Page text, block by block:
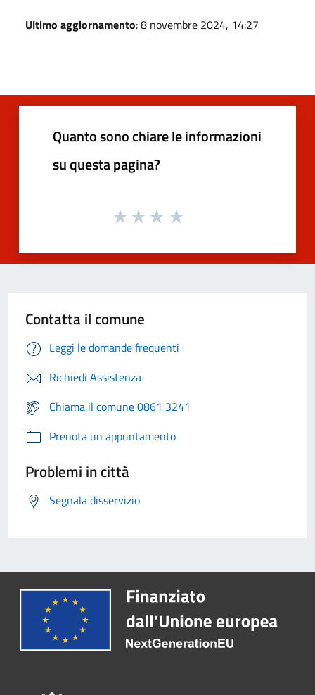
Ultimo aggiornamento: 8 novembre 2024, 14:27
Quanto sono chiare le informazioni
su questa pagina?
Contatta il comune
Leggi le domande frequenti
Richiedi Assistenza
Chiama il comune 0861 3241
Prenota un appuntamento
Problemi in città
Segnala disservizio